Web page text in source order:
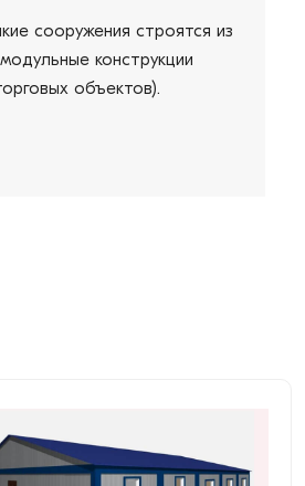
сооружения строятся из
конструкции
объектов).